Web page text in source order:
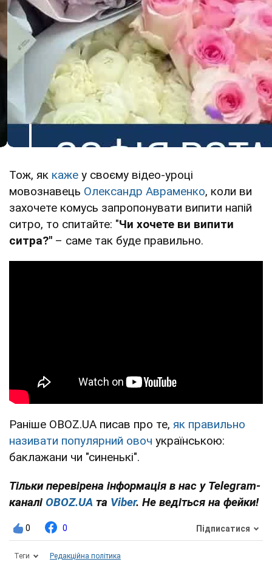
Тож, як каже у своєму відео-уроці
мовознавець Олександр Авраменко, коли ви
захочете комусь запропонувати випити напій
ситро, то спитайте: "Чи хочете ви випити
ситра?" – саме так буде правильно.
Раніше OBOZ.UA писав про те, як правильно
називати популярний овоч українською:
баклажани чи "синенькі".
Тільки перевірена інформація в нас у Telegram-
каналі OBOZ.UA та Viber. Не ведіться на фейки!
0 0 Підписатися
Теги Редакційна політика